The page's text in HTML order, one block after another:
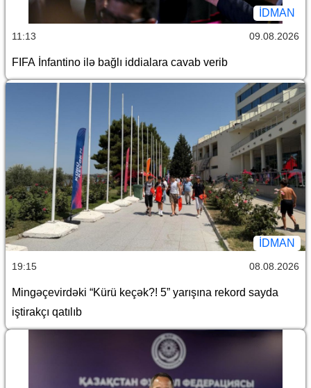
İDMAN
11:13 09.08.2026
FIFA İnfantino ilə bağlı iddialara cavab verib
İDMAN
19:15 08.08.2026
Mingəçevirdəki “Kürü keçək?! 5” yarışına rekord sayda
iştirakçı qatılıb